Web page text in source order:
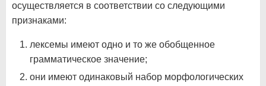
осуществляется в соответствии со следующими
признаками:
лексемы имеют одно и то же обобщенное
грамматическое значение;
они имеют одинаковый набор морфологических